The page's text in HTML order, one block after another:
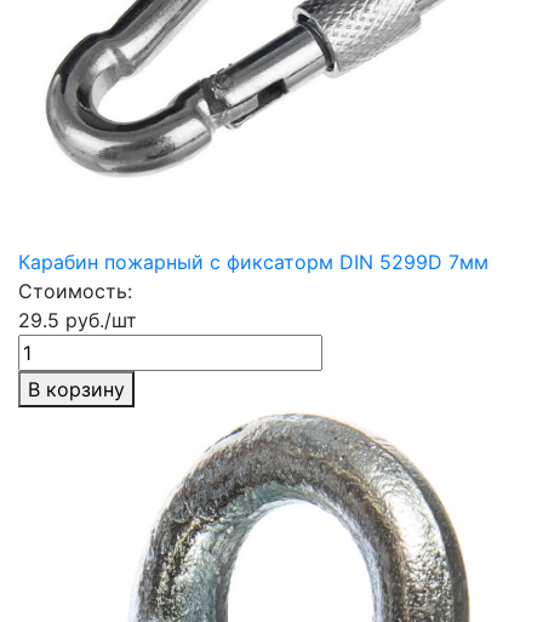
Карабин пожарный с фиксаторм DIN 5299D 7мм
Стоимость:
29.5 руб./шт
В корзину